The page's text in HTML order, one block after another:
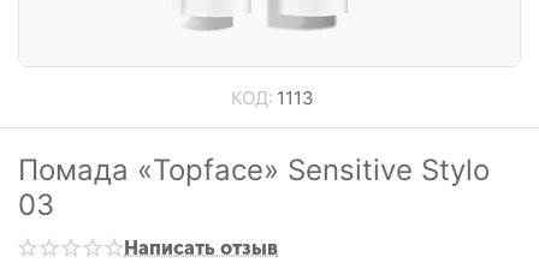
КОД: 1113
Помада «Topface» Sensitive Stylo
03
Написать отзыв